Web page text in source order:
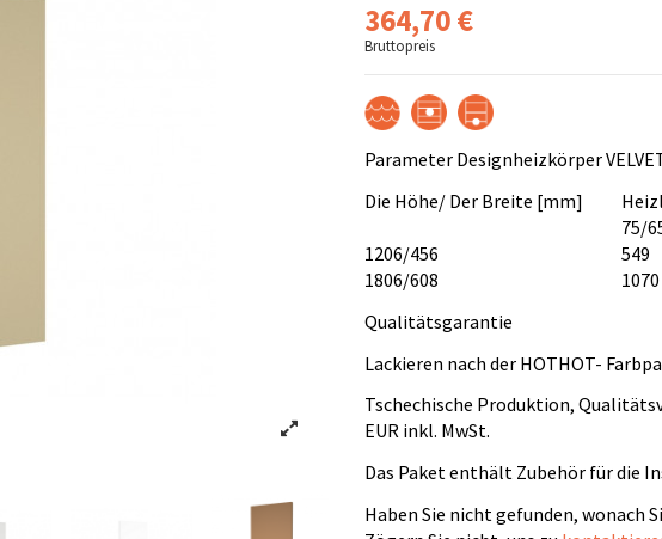
364,70 €
Bruttopreis
Parameter Designheizkörper
Die Höhe/ Der Breite [mm]
75/
1206/456
549
1806/608
1070
Qualitätsgarantie
Lackieren nach der HOTHOT-
Tschechische Produktion,
EUR inkl. MwSt.
Das Paket enthält Zubehör für die
Haben Sie nicht gefunden, wonach